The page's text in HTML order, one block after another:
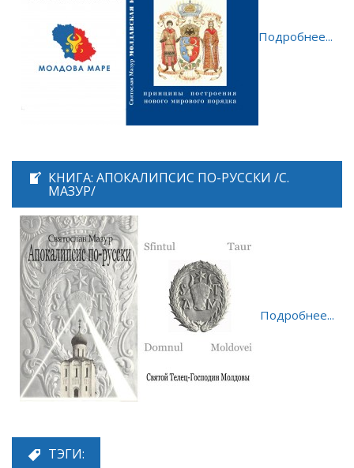
Подробнее...
КНИГА: АПОКАЛИПСИС ПО-РУССКИ /С.
МАЗУР/
Подробнее...
ТЭГИ: